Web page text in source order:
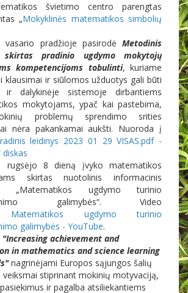
švietimo centro parengtas
„Mokyklinės matematikos simbolių
vasario pradžioje pasirodė Metodinis
skirtas pradinio ugdymo mokytojų
kompetencijoms tobulinti, kuriame
klausimai ir siūlomos užduotys gali būti
ir dalykinėje sistemoje dirbantiems
mokytojams, ypač kai pastebima,
problemų sprendimo srities
nėra pakankamai aukšti. Nuoroda į
leidinys 2023 01 29 VISAS.pdf -
diskas
rugsėjo 8 dieną įvyko matematikos
skirtas nuotolinis informacinis
„Matematikos ugdymo turinio
galimybės“. Video
Matematikos ugdymo turinio
galimybės - YouTube.
"Increasing achievement and
in mathematics and science learning
nagrinėjami Europos sąjungos šalių
veiksmai stiprinant mokinių motyvaciją,
ir pagalba atsiliekantiems